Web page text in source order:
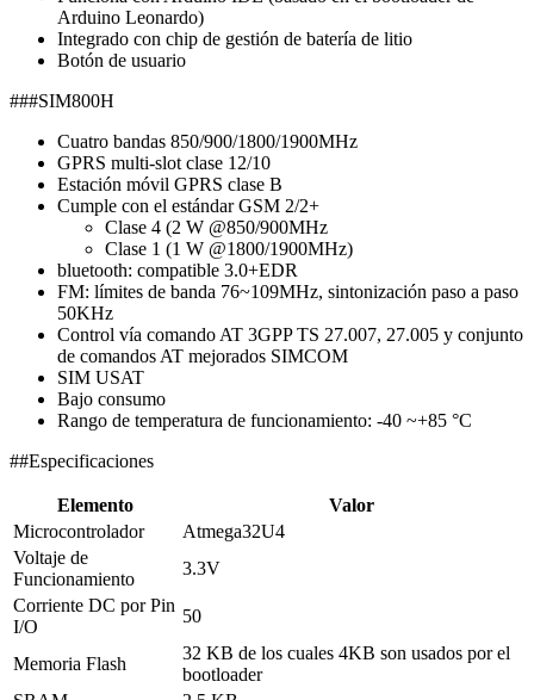
Arduino Leonardo)
Integrado con chip de gestión de batería de litio
Botón de usuario
###SIM800H
Cuatro bandas 850/900/1800/1900MHz
GPRS multi-slot clase 12/10
Estación móvil GPRS clase B
Cumple con el estándar GSM 2/2+
Clase 4 (2 W @850/900MHz
Clase 1 (1 W @1800/1900MHz)
bluetooth: compatible 3.0+EDR
FM: límites de banda 76~109MHz, sintonización paso a paso
50KHz
Control vía comando AT 3GPP TS 27.007, 27.005 y conjunto
de comandos AT mejorados SIMCOM
SIM USAT
Bajo consumo
Rango de temperatura de funcionamiento: -40 ~+85 °C
##Especificaciones
Elemento
Valor
Microcontrolador
Atmega32U4
Voltaje de
Funcionamiento
3.3V
Corriente DC por Pin
I/O
50
Memoria Flash
32 KB de los cuales 4KB son usados por el
bootloader